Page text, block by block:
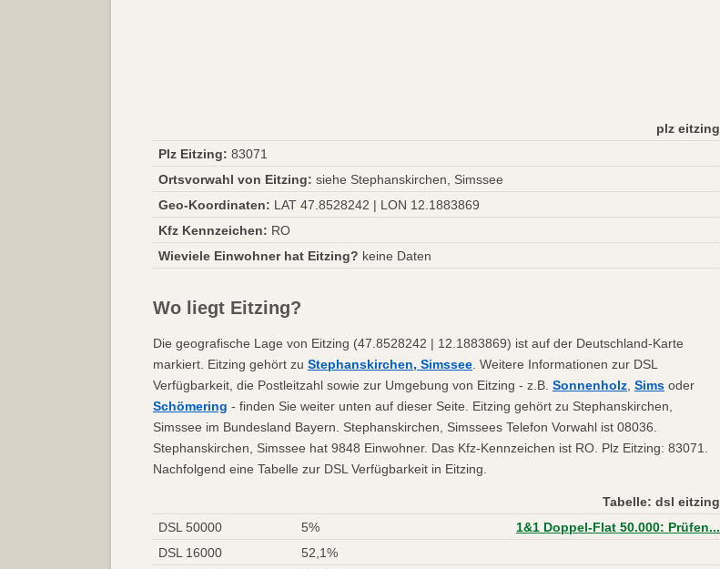
plz eitzing
Plz Eitzing: 83071
Ortsvorwahl von Eitzing: siehe Stephanskirchen, Simssee
Geo-Koordinaten: LAT 47.8528242 | LON 12.1883869
Kfz Kennzeichen: RO
Wieviele Einwohner hat Eitzing? keine Daten
Wo liegt Eitzing?
Die geografische Lage von Eitzing (47.8528242 | 12.1883869) ist auf der Deutschland-Karte
markiert. Eitzing gehört zu Stephanskirchen, Simssee . Weitere Informationen zur DSL
Verfügbarkeit, die Postleitzahl sowie zur Umgebung von Eitzing - z.B. Sonnenholz Sims oder
Schömering - finden Sie weiter unten auf dieser Seite. Eitzing gehört zu Stephanskirchen,
Simssee im Bundesland Bayern. Stephanskirchen, Simssees Telefon Vorwahl ist 08036.
Stephanskirchen, Simssee hat 9848 Einwohner. Das Kfz-Kennzeichen ist RO. Plz Eitzing: 83071.
Nachfolgend eine Tabelle zur DSL Verfügbarkeit in Eitzing.
Tabelle: dsl eitzing
DSL 50000
5%
1&1 Doppel-Flat 50.000: Prüfen...
DSL 16000
52,1%